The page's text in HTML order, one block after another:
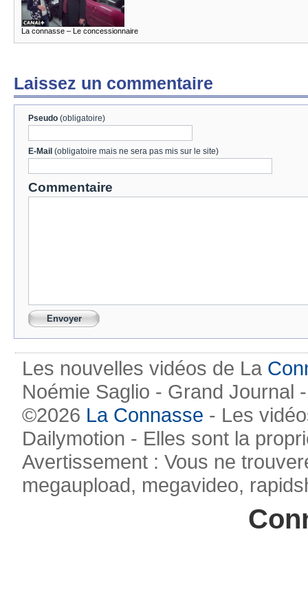
La connasse – Le concessionnaire
Laissez un commentaire
Pseudo (obligatoire)
E-Mail (obligatoire mais ne sera pas mis sur le site)
Commentaire
Les nouvelles vidéos de La
Noémie Saglio - Grand Journal
©2026 La Connasse - Les
Dailymotion - Elles sont la
Avertissement : Vous ne
megaupload, megavideo,